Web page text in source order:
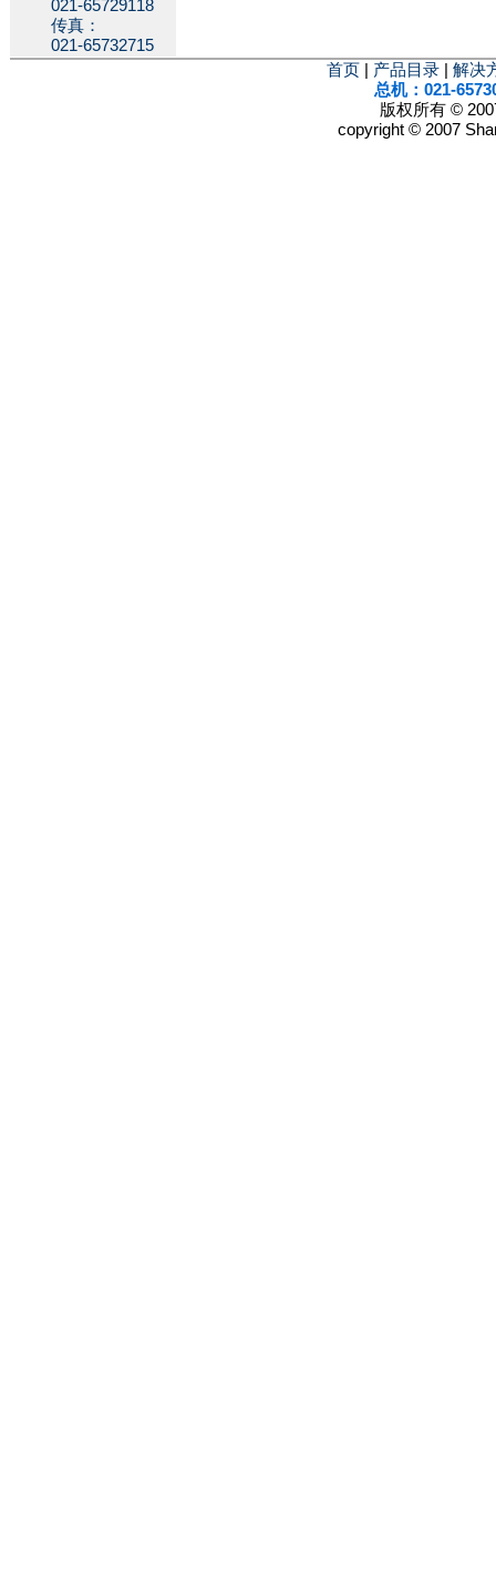
021-65729118
传真：
021-65732715
首页
产品目录
解决
总机：021-
版权所有 ©
copyright © 2007